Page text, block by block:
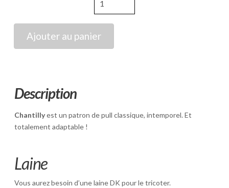
Sweater
Ajouter au panier
Description
Chantillyest un patron de pull classique, intemporel. Et
totalement adaptable !
Laine
Vous aurez besoin d’une laine DK pour le tricoter.